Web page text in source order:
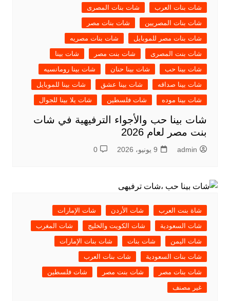
شات بنات العرب
شات بنات المصرى
شات بنات المصريين
شات بنات مصر
شات بنات مصر للموبايل
شات بنات مصريه
شات بنت المصرى
شات بنت مصر
شات بينا
شات بينا حب
شات بينا حنان
شات بينا رومانسيه
شات بينا صداقه
شات بينا عشق
شات بينا للموبايل
شات بينا موده
شات فلسطين شات يلا بينا للجوال
شات بينا حب والأجواء الترفيهية في شات
بنت مصر لعام 2026
admin 9 يونيو، 2026 0
شاة بنت العرب شات الأردن
شات الإمارات
شات السعودية
شات الكويت والخليج
شات المغرب
شات اليمن
شات بنات
شات بنات الإمارات
شات بنات السعودية
شات بنات العرب
شات بنات مصر
شات بنت مصر
شات فلسطين
غير مصنف